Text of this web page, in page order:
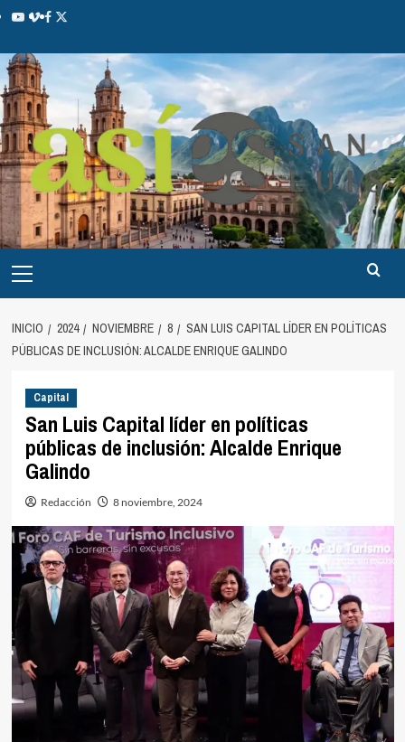
INICIO 2024 NOVIEMBRE 8
SAN LUIS CAPITAL LÍDER EN POLÍTICAS
PÚBLICAS DE INCLUSIÓN: ALCALDE ENRIQUE GALINDO
Capital
San Luis Capital líder en políticas
públicas de inclusión: Alcalde Enrique
Galindo
Redacción 8 noviembre, 2024